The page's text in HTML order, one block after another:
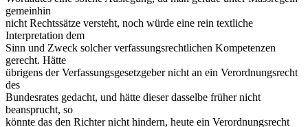
gemeinhin
nicht Rechtssätze versteht, noch würde eine rein textliche
Interpretation dem
Sinn und Zweck solcher verfassungsrechtlichen Kompetenzen
gerecht. Hätte
übrigens der Verfassungsgesetzgeber nicht an ein Verordnungsrecht
des
Bundesrates gedacht, und hätte dieser dasselbe früher nicht
beansprucht, so
könnte das den Richter nicht hindern, heute ein Verordnungsrecht